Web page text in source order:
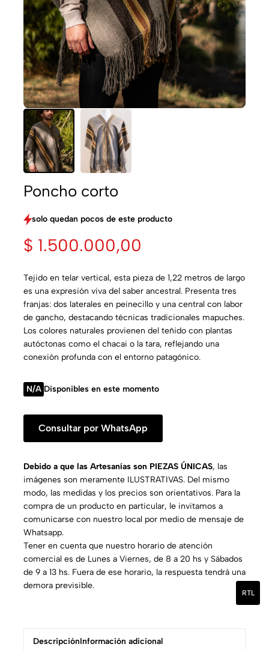
RTL
Poncho corto
solo quedan pocos de este producto
$ 1.500.000,00
Tejido en telar vertical, esta pieza de 1,22 metros de largo
es una expresión viva del saber ancestral. Presenta tres
franjas: dos laterales en peinecillo y una central con labor
de gancho, destacando técnicas tradicionales mapuches.
Los colores naturales provienen del teñido con plantas
autóctonas como el chacai o la tara, reflejando una
conexión profunda con el entorno patagónico.
N/A Disponibles en este momento
Consultar por WhatsApp
Debido a que las Artesanías son PIEZAS ÚNICAS, las
imágenes son meramente ILUSTRATIVAS. Del mismo
modo, las medidas y los precios son orientativos. Para la
compra de un producto en particular, le invitamos a
comunicarse con nuestro local por medio de mensaje de
Whatsapp.
Tener en cuenta que nuestro horario de atención
comercial es de Lunes a Viernes, de 8 a 20 hs y Sábados
de 9 a 13 hs. Fuera de ese horario, la respuesta tendrá una
demora previsible.
DescripciónInformación adicional